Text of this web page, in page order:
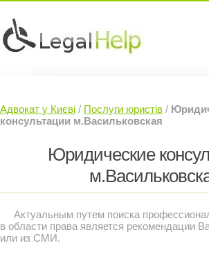
Судовий Адвокат »
Контакти »
Адвокат у Києві / Послуги юристів /
консультации м.Васильковская
Юридические
Актуальным путем поиска
в области права является рекомендации
или из СМИ.